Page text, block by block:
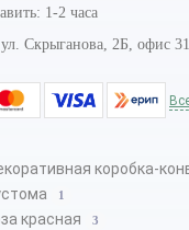
1-2 часа
ул. Скрыганова, 2Б, офис
коробка-
1
красная 3